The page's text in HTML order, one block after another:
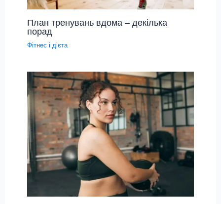
План тренувань вдома – декілька
порад
Фітнес і дієта